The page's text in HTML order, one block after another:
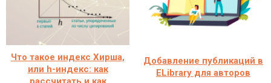
Что такое индекс Хирша,
или h-индекс: как
Добавление публикаций в
ELibrary для авторов